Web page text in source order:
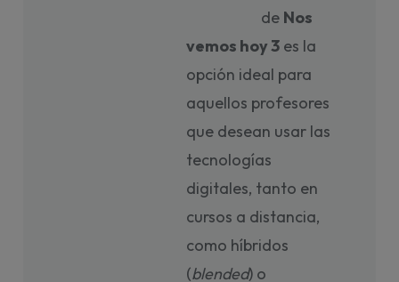
de Nos
vemos hoy 3 es la
opción ideal para
aquellos profesores
que desean usar las
tecnologías
digitales, tanto en
cursos a distancia,
como híbridos
(blended) o